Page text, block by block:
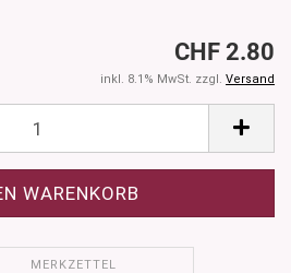
CHF 2.80
inkl. 8.1% MwSt. zzgl. Versand
MERKZETTEL